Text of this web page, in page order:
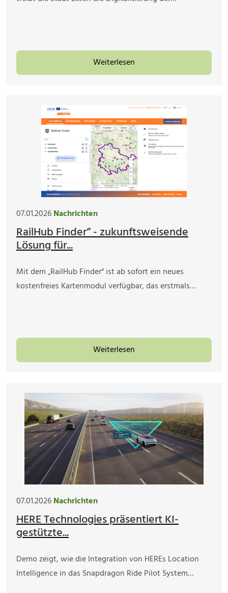
Weiterlesen
07.01.2026Nachrichten
RailHub Finder“ - zukunftsweisende
Lösung für...
Mit dem „RailHub Finder“ ist ab sofort ein neues
kostenfreies Kartenmodul verfügbar, das erstmals…
Weiterlesen
07.01.2026Nachrichten
HERE Technologies präsentiert KI-
gestützte...
Demo zeigt, wie die Integration von HEREs Location
Intelligence in das Snapdragon Ride Pilot System…